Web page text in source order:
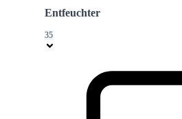
Entfeuchter
35